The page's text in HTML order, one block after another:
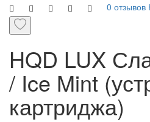
0 отзывов
HQD LUX
/ Ice Mint
картриджа)